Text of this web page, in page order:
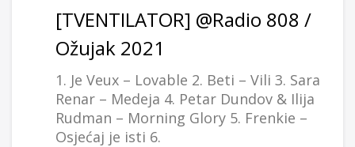
[TVENTILATOR] @Radio 808 /
Ožujak 2021
1. Je Veux – Lovable 2. Beti – Vili 3. Sara
Renar – Medeja 4. Petar Dundov & Ilija
Rudman – Morning Glory 5. Frenkie –
Osjećaj je isti 6.